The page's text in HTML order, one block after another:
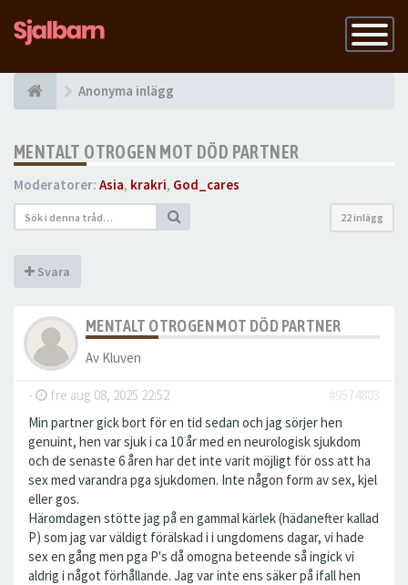
Slå
på
Anonyma inlägg
MENTALT OTROGEN MOT DÖD PARTNER
Moderatorer: Asia, krakri, God_cares
22 inlägg
Svara
MENTALT OTROGEN MOT DÖD PARTNER
Av Kluven
- fre aug 08, 2025 22:52
#9574803
Min partner gick bort för en tid sedan och jag sörjer hen
genuint, hen var sjuk i ca 10 år med en neurologisk sjukdom
och de senaste 6 åren har det inte varit möjligt för oss att ha
sex med varandra pga sjukdomen. Inte någon form av sex, kjel
eller gos.
Häromdagen stötte jag på en gammal kärlek (hädanefter kallad
P) som jag var väldigt förälskad i i ungdomens dagar, vi hade
sex en gång men pga P's då omogna beteende så ingick vi
aldrig i något förhållande. Jag var inte ens säker på ifall hen